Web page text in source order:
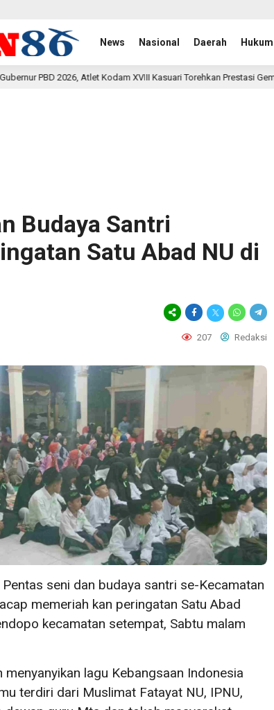
News Nasional Daerah Hukum
XVIII Kasuari Torehkan Prestasi Gemilang 17 jam lalu
Budaya Santri
Satu Abad NU di
207 Redaksi
seni dan budaya santri se-Kecamatan
memeriah kan peringatan Satu Abad
kecamatan setempat, Sabtu malam
lagu Kebangsaan Indonesia
terdiri dari Muslimat Fatayat NU, IPNU,